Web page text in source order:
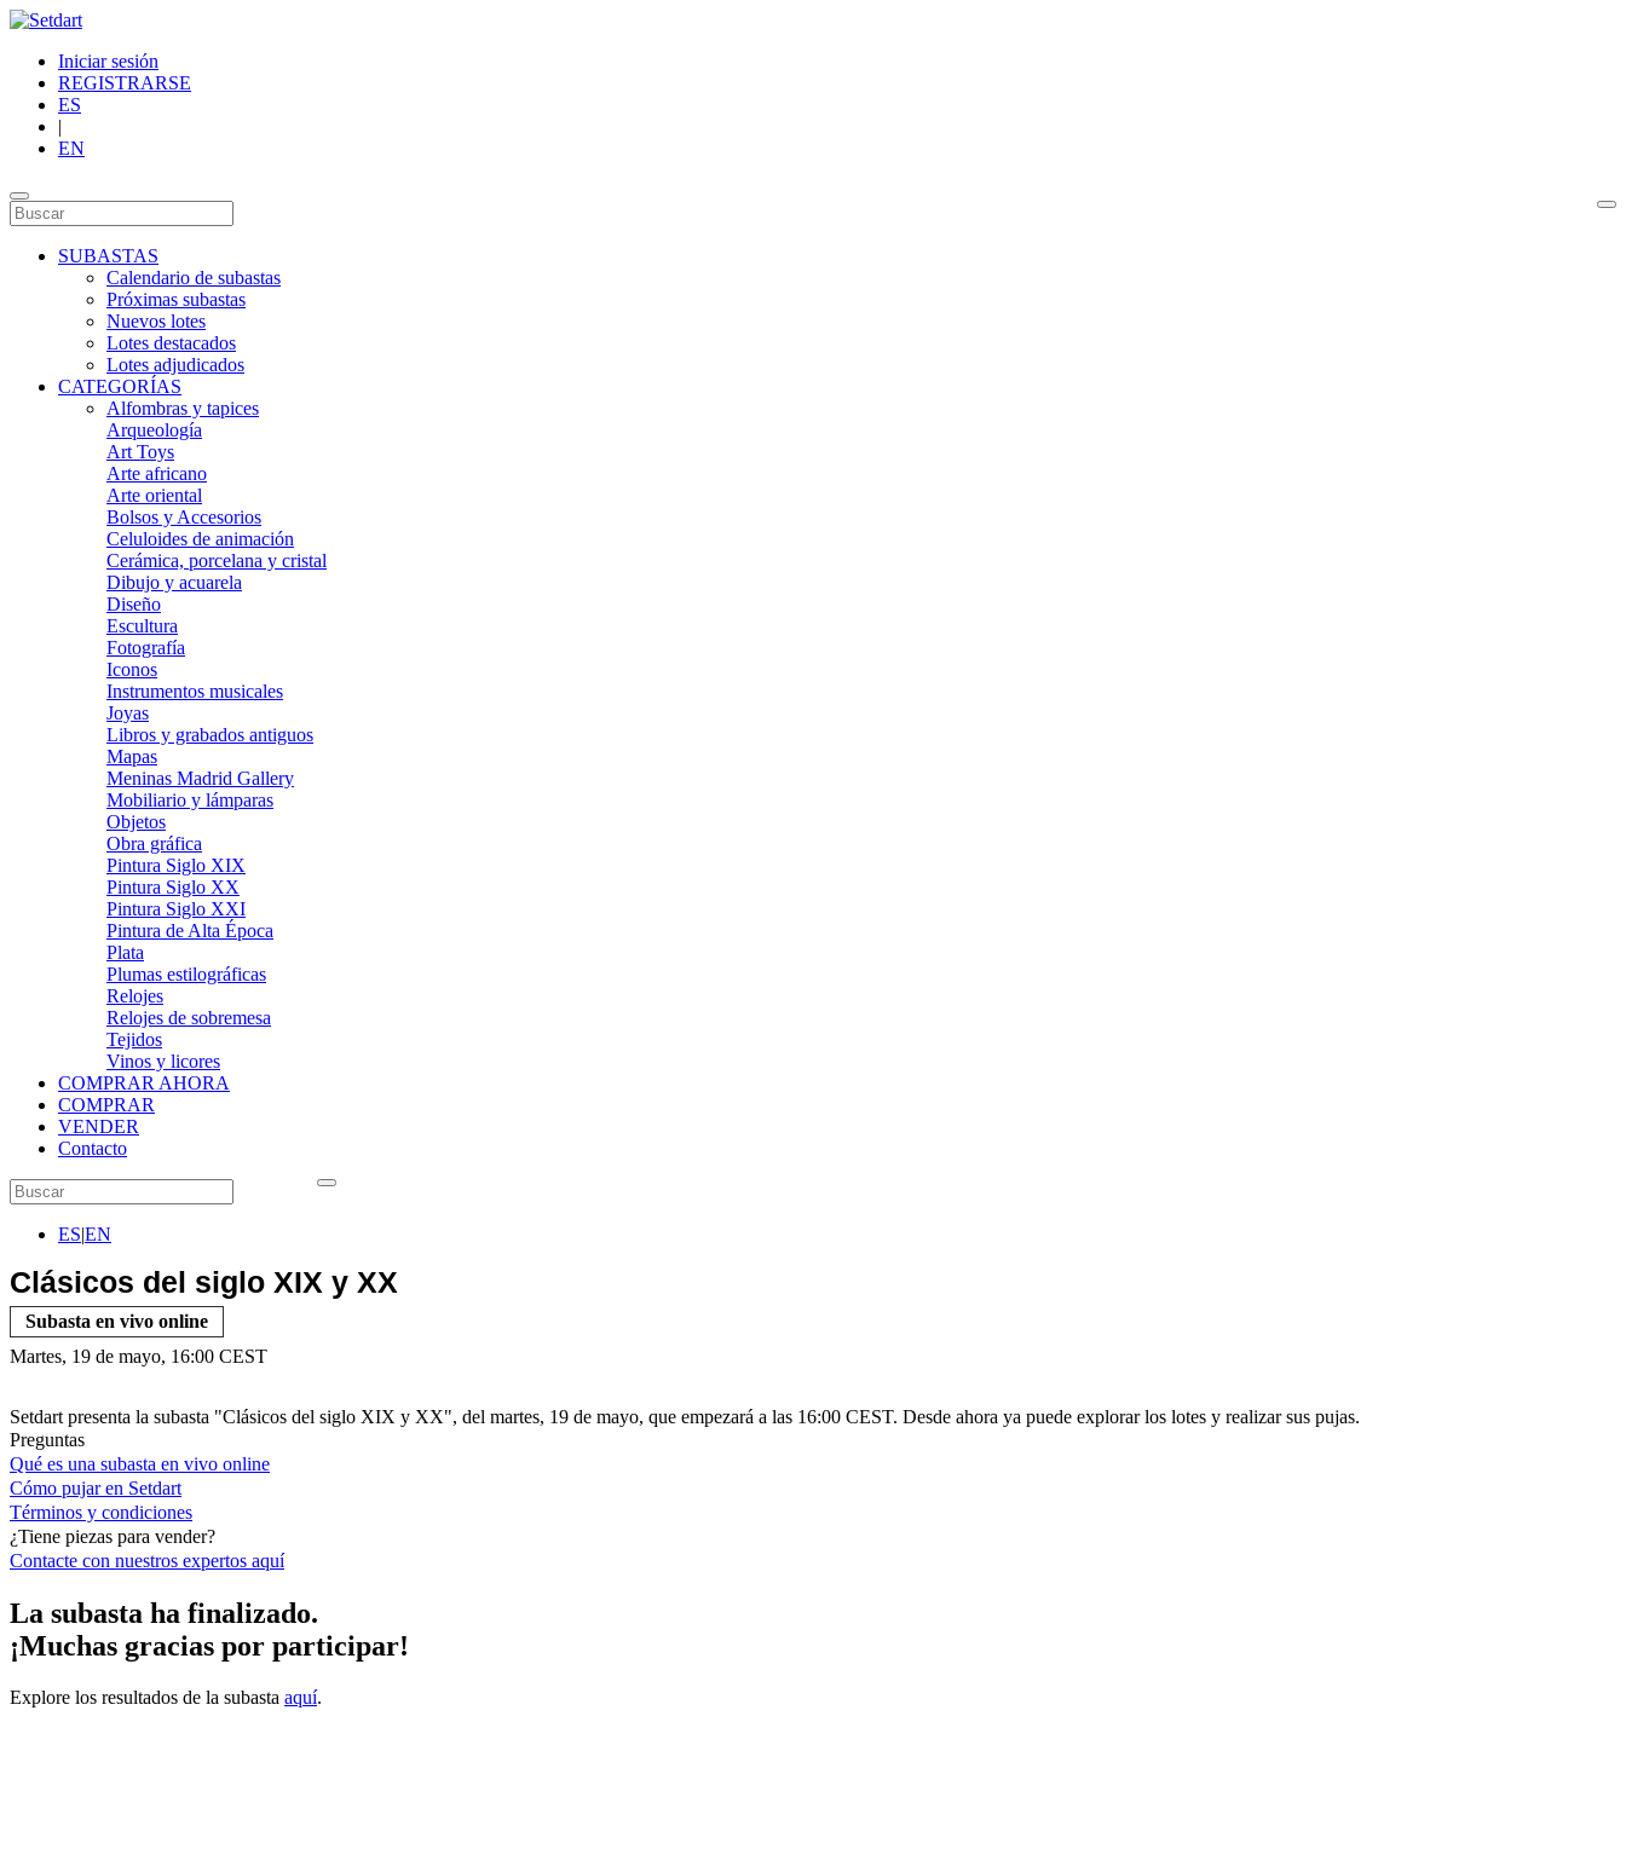
Iniciar sesión
REGISTRARSE
ES
|
EN
SUBASTAS
Calendario de subastas
Próximas subastas
Nuevos lotes
Lotes destacados
Lotes adjudicados
CATEGORÍAS
Alfombras y tapices
Arqueología
Art Toys
Arte africano
Arte oriental
Bolsos y Accesorios
Celuloides de animación
Cerámica, porcelana y cristal
Dibujo y acuarela
Diseño
Escultura
Fotografía
Iconos
Instrumentos musicales
Joyas
Libros y grabados antiguos
Mapas
Meninas Madrid Gallery
Mobiliario y lámparas
Objetos
Obra gráfica
Pintura Siglo XIX
Pintura Siglo XX
Pintura Siglo XXI
Pintura de Alta Época
Plata
Plumas estilográficas
Relojes
Relojes de sobremesa
Tejidos
Vinos y licores
COMPRAR AHORA
COMPRAR
VENDER
Contacto
ES|EN
Clásicos del siglo XIX y XX
Subasta en vivo online
Martes, 19 de mayo, 16:00 CEST
Setdart presenta la subasta "Clásicos del siglo XIX y XX", del martes, 19 de mayo, que empezará a las 16:00 CEST. Desde ahora ya puede explorar los lotes y realizar sus pujas.
Preguntas
Qué es una subasta en vivo online
Cómo pujar en Setdart
Términos y condiciones
¿Tiene piezas para vender?
Contacte con nuestros expertos aquí
La subasta ha finalizado.
¡Muchas gracias por participar!
Explore los resultados de la subasta aquí.